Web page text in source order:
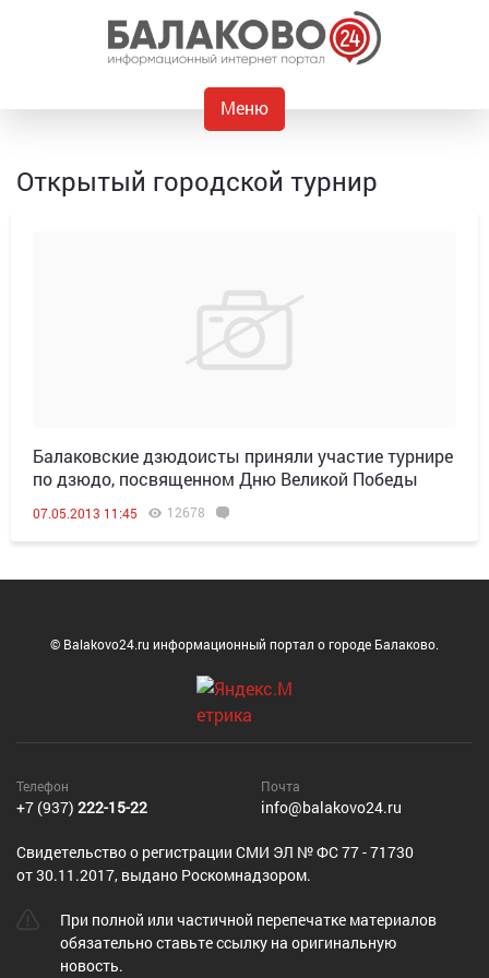
Меню
Открытый городской турнир
Балаковские дзюдоисты приняли участие турнире
по дзюдо, посвященном Дню Великой Победы
07.05.2013 11:45 12678
© Balakovo24.ru информационный портал о городе Балаково.
Телефон
+7 (937) 222-15-22
Почта
info@balakovo24.ru
Cвидетельство о регистрации СМИ ЭЛ № ФС 77 - 71730
от 30.11.2017, выдано Роскомнадзором.
При полной или частичной перепечатке материалов
обязательно ставьте ссылку на оригинальную
новость.